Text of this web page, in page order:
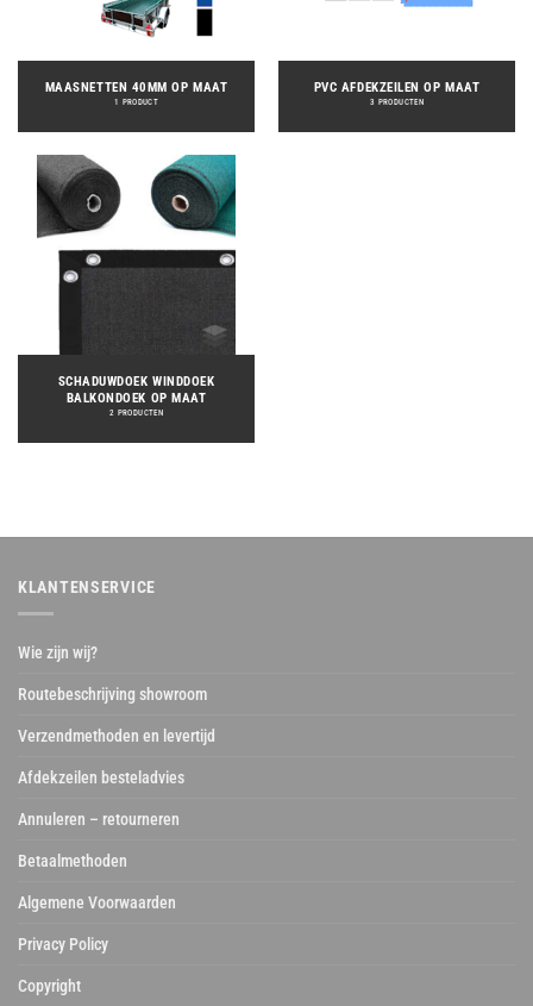
MAASNETTEN 40MM OP MAAT
1 PRODUCT
PVC AFDEKZEILEN OP MAAT
3 PRODUCTEN
SCHADUWDOEK WINDDOEK
BALKONDOEK OP MAAT
2 PRODUCTEN
KLANTENSERVICE
Wie zijn wij?
Routebeschrijving showroom
Verzendmethoden en levertijd
Afdekzeilen besteladvies
Annuleren – retourneren
Betaalmethoden
Algemene Voorwaarden
Privacy Policy
Copyright